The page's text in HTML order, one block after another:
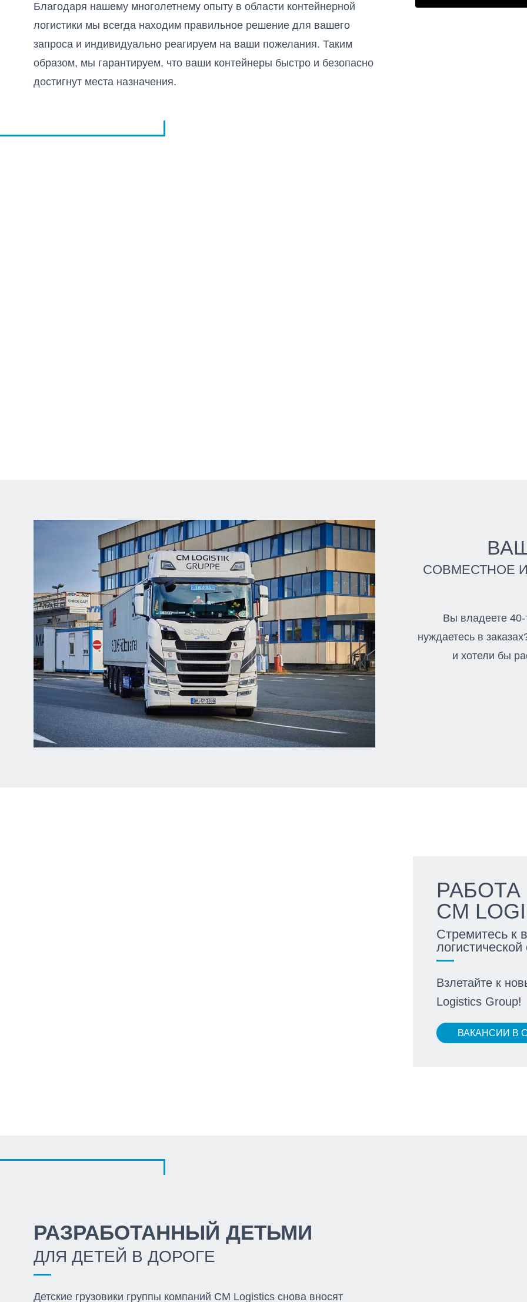
Благодаря нашему многолетнему опыту в области контейнерной
логистики мы всегда находим правильное решение для вашего
запроса и индивидуально реагируем на ваши пожелания. Таким
образом, мы гарантируем, что ваши контейнеры быстро и безопасно
достигнут места назначения.
СОВМЕСТНОЕ
Вы владеете
нуждаетесь в
и хотели бы
CM
Стремитесь к
Взлетайте к
Logistics Group!
ВАКАНСИИ В
РАЗРАБОТАННЫЙ ДЕТЬМИ
ДЛЯ ДЕТЕЙ В ДОРОГЕ
Детские грузовики группы компаний CM Logistics снова вносят